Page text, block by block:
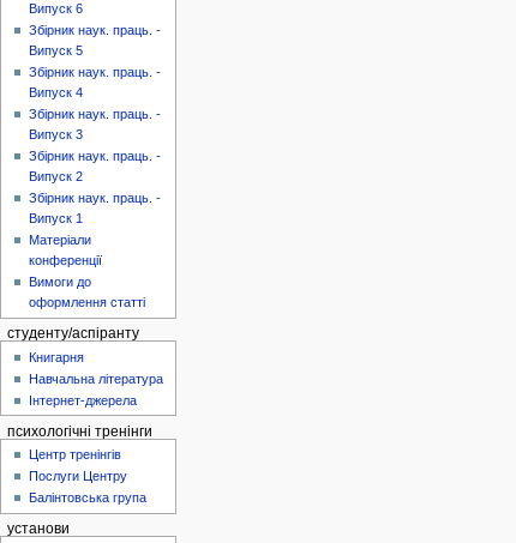
Випуск 6
Збірник наук. праць. -
Випуск 5
Збірник наук. праць. -
Випуск 4
Збірник наук. праць. -
Випуск 3
Збірник наук. праць. -
Випуск 2
Збірник наук. праць. -
Випуск 1
Матеріали
конференції
Вимоги до
оформлення статті
студенту/аспіранту
Книгарня
Навчальна література
Інтернет-джерела
психологічні тренінги
Центр тренінгів
Послуги Центру
Балінтовська група
установи